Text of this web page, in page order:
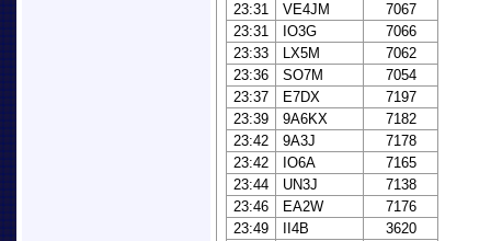
23:31
VE4JM
7067
23:31
IO3G
7066
23:33
LX5M
7062
23:36
SO7M
7054
23:37
E7DX
7197
23:39
9A6KX
7182
23:42
9A3J
7178
23:42
IO6A
7165
23:44
UN3J
7138
23:46
EA2W
7176
23:49
II4B
3620